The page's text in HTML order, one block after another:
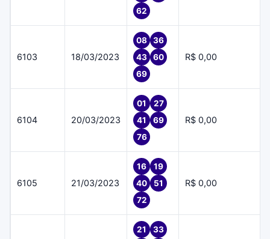
62
6103 18/03/2023
08
36
43
60
69
R$ 0,00
6104 20/03/2023
01
27
41
69
76
R$ 0,00
6105 21/03/2023
16
19
40
51
72
R$ 0,00
21
33